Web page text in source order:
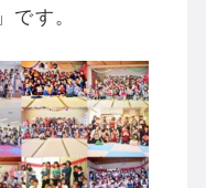
」です。